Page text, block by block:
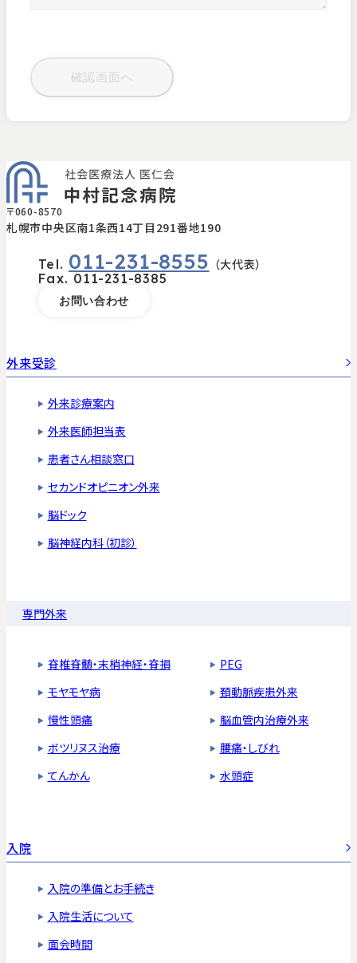
〒060-8570
札幌市中央区南1条西14丁目291番地190
Tel. 011-231-8555 （大代表）
Fax. 011-231-8385
お問い合わせ
外来受診
外来診療案内
外来医師担当表
患者さん相談窓口
セカンドオピニオン外来
脳ドック
脳神経内科（初診）
専門外来
脊椎脊髄・末梢神経・脊損
モヤモヤ病
慢性頭痛
ボツリヌス治療
てんかん
PEG
頚動脈疾患外来
脳血管内治療外来
腰痛・しびれ
水頭症
入院
入院の準備とお手続き
入院生活について
面会時間